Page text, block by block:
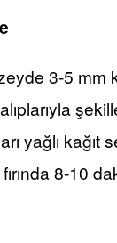
3-5 mm
yağlı kağıt
fırında 8-10